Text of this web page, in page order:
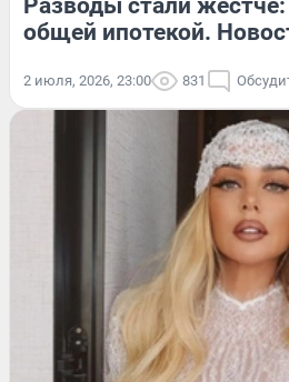
Разводы стали
общей ипотекой.
2 июля, 2026, 23:00 831